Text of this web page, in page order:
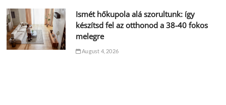
Ismét hőkupola alá szorultunk: így
készítsd fel az otthonod a 38-40 fokos
melegre
August 4, 2026